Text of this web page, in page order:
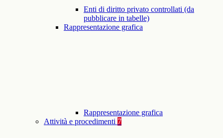
Enti di diritto privato controllati (da
pubblicare in tabelle)
Rappresentazione grafica
Rappresentazione grafica
Attività e procedimenti 7